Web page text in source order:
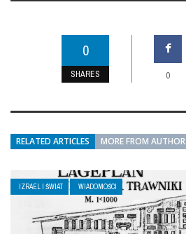
0
SHARES 0
RELATED ARTICLES MORE FROM AUTHOR
IZRAEL I ŚWIAT WIADOMOŚCI